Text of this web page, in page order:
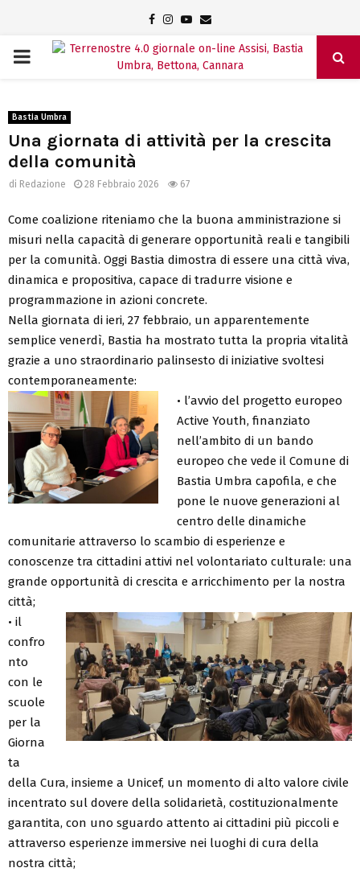
Facebook
Instagram
Youtube
Email
PRIMARY
Bastia Umbra
Una giornata di attività per la crescita
della comunità
di Redazione 28 Febbraio 2026 67
Come coalizione riteniamo che la buona amministrazione si
misuri nella capacità di generare opportunità reali e tangibili
per la comunità. Oggi Bastia dimostra di essere una città viva,
dinamica e propositiva, capace di tradurre visione e
programmazione in azioni concrete.
Nella giornata di ieri, 27 febbraio, un apparentemente
semplice venerdì, Bastia ha mostrato tutta la propria vitalità
grazie a uno straordinario palinsesto di iniziative svoltesi
contemporaneamente:
• l’avvio del progetto europeo
Active Youth, finanziato
nell’ambito di un bando
europeo che vede il Comune di
Bastia Umbra capofila, e che
pone le nuove generazioni al
centro delle dinamiche
comunitarie attraverso lo scambio di esperienze e
conoscenze tra cittadini attivi nel volontariato culturale: una
grande opportunità di crescita e arricchimento per la nostra
città;
• il
confro
nto
con le
scuole
per la
Giorna
ta
della Cura, insieme a Unicef, un momento di alto valore civile
incentrato sul dovere della solidarietà, costituzionalmente
garantita, con uno sguardo attento ai cittadini più piccoli e
attraverso esperienze immersive nei luoghi di cura della
nostra città;